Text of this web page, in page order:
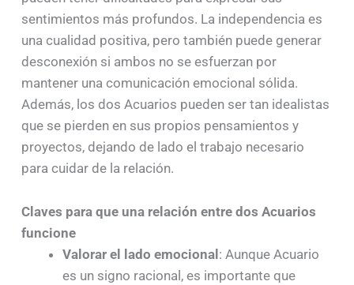
sentimientos más profundos. La independencia es
una cualidad positiva, pero también puede generar
desconexión si ambos no se esfuerzan por
mantener una comunicación emocional sólida.
Además, los dos Acuarios pueden ser tan idealistas
que se pierden en sus propios pensamientos y
proyectos, dejando de lado el trabajo necesario
para cuidar de la relación.
Claves para que una relación entre dos Acuarios
funcione
Valorar el lado emocional : Aunque Acuario
es un signo racional, es importante que